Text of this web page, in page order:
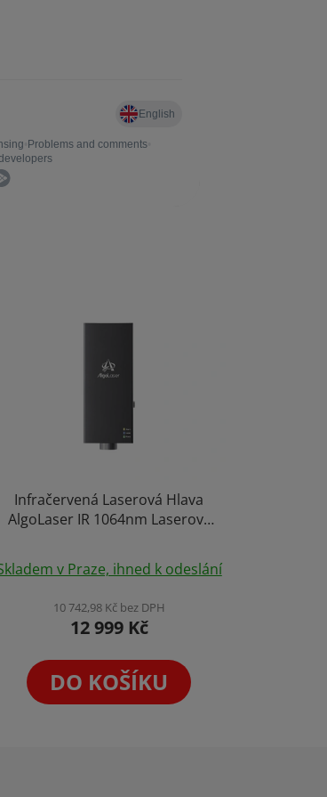
Infračervená Laserová Hlava
AlgoLaser IR 1064nm Laserový
2W
v Praze, ihned k odeslání
10 742,98 Kč bez DPH
12 999 Kč
DO KOŠÍKU